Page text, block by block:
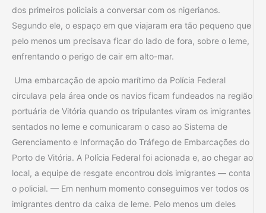
dos primeiros policiais a conversar com os nigerianos.
Segundo ele, o espaço em que viajaram era tão pequeno que
pelo menos um precisava ficar do lado de fora, sobre o leme,
enfrentando o perigo de cair em alto-mar.
Uma embarcação de apoio marítimo da Polícia Federal
circulava pela área onde os navios ficam fundeados na região
portuária de Vitória quando os tripulantes viram os imigrantes
sentados no leme e comunicaram o caso ao Sistema de
Gerenciamento e Informação do Tráfego de Embarcações do
Porto de Vitória. A Polícia Federal foi acionada e, ao chegar ao
local, a equipe de resgate encontrou dois imigrantes — conta
o policial. — Em nenhum momento conseguimos ver todos os
imigrantes dentro da caixa de leme. Pelo menos um deles